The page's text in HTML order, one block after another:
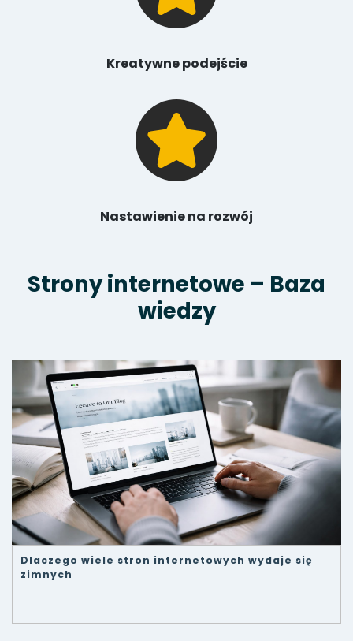
Kreatywne podejście
Nastawienie na rozwój
Strony internetowe – Baza
wiedzy
Dlaczego wiele stron internetowych wydaje się
zimnych